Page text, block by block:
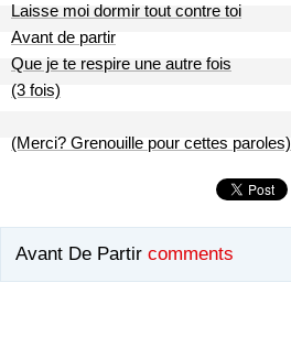
Laisse moi dormir tout contre toi
Avant de partir
Que je te respire une autre fois
(3 fois)
(Merci? Grenouille pour cettes paroles)
Avant De Partir comments